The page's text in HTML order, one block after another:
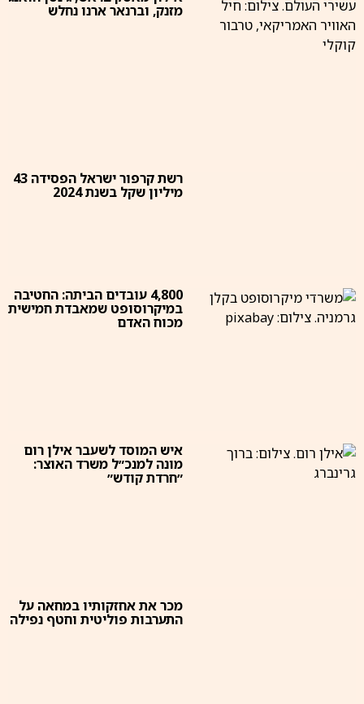
מזנק, וברנאר ארנו נחלש
רשת קרפור ישראל הפסידה 43
מיליון שקל בשנת 2024
4,800 עובדים הביתה: החטיבה
במיקרוסופט שמאבדת חמישית
מכוח האדם
איש המוסד לשעבר אילן רום
מונה למנכ״ל משרד האוצר:
״חרדת קודש״
מכר את אחזקותיו במחאה על
התערבות פוליטית וחטף נפילה